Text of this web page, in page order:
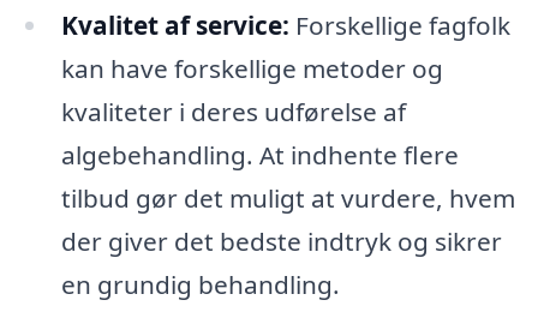
Kvalitet af service: Forskellige fagfolk
kan have forskellige metoder og
kvaliteter i deres udførelse af
algebehandling. At indhente flere
tilbud gør det muligt at vurdere, hvem
der giver det bedste indtryk og sikrer
en grundig behandling.